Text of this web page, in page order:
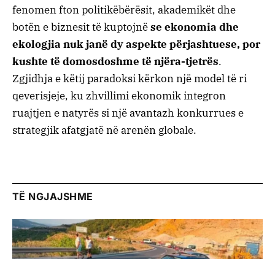
fenomen fton politikëbërësit, akademikët dhe
botën e biznesit të kuptojnëse ekonomia dhe
ekologjia nuk janë dy aspekte përjashtuese, por
kushte të domosdoshme të njëra-tjetrës.
Zgjidhja e këtij paradoksi kërkon një model të ri
qeverisjeje, ku zhvillimi ekonomik integron
ruajtjen e natyrës si një avantazh konkurrues e
strategjik afatgjatë në arenën globale.
TË NGJAJSHME